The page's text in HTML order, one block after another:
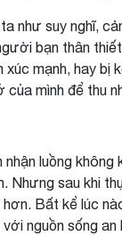
như suy nghĩ,
bạn thân
mạnh, hay
mình để thu
luồng
Nhưng sau khi
Bất kể lúc
nguồn sống an